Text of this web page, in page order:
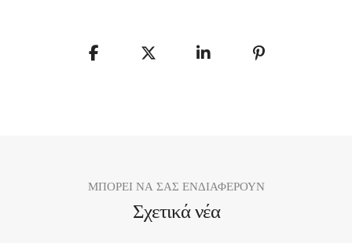
ΜΠΟΡΕΙ ΝΑ ΣΑΣ ΕΝΔΙΑΦΕΡΟΥΝ
Σχετικά νέα